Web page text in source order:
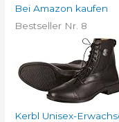
Bei Amazon kaufen
Bestseller Nr. 8
Kerbl Unisex-